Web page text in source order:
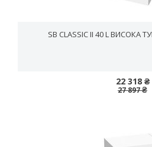
SB CLASSIC II 40 L ВИСОКА
22 318 ₴
27 897 ₴